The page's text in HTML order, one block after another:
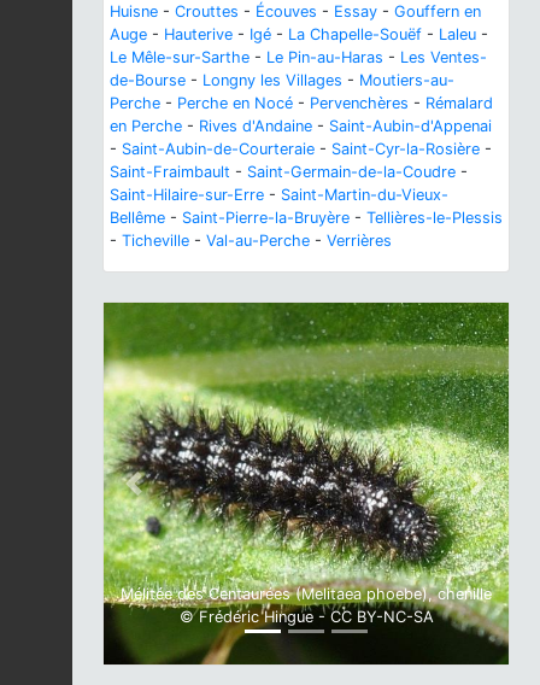
Huisne - Crouttes - Écouves - Essay - Gouffern en
Auge - Hauterive - Igé - La Chapelle-Souëf - Laleu -
Le Mêle-sur-Sarthe - Le Pin-au-Haras - Les Ventes-
de-Bourse - Longny les Villages - Moutiers-au-
Perche - Perche en Nocé - Pervenchères - Rémalard
en Perche - Rives d'Andaine - Saint-Aubin-d'Appenai
- Saint-Aubin-de-Courteraie - Saint-Cyr-la-Rosière -
Saint-Fraimbault - Saint-Germain-de-la-Coudre -
Saint-Hilaire-sur-Erre - Saint-Martin-du-Vieux-
Bellême - Saint-Pierre-la-Bruyère - Tellières-le-Plessis
- Ticheville - Val-au-Perche - Verrières
Mélitée des Centaurées (Melitaea phoebe), chenille
© Frédéric Hingue - CC BY-NC-SA
Previous Next